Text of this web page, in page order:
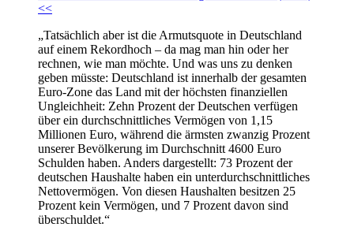
<<
„Tatsächlich aber ist die Armutsquote in Deutschland
auf einem Rekordhoch – da mag man hin oder her
rechnen, wie man möchte. Und was uns zu denken
geben müsste: Deutschland ist innerhalb der gesamten
Euro-Zone das Land mit der höchsten finanziellen
Ungleichheit: Zehn Prozent der Deutschen verfügen
über ein durchschnittliches Vermögen von 1,15
Millionen Euro, während die ärmsten zwanzig Prozent
unserer Bevölkerung im Durchschnitt 4600 Euro
Schulden haben. Anders dargestellt: 73 Prozent der
deutschen Haushalte haben ein unterdurchschnittliches
Nettovermögen. Von diesen Haushalten besitzen 25
Prozent kein Vermögen, und 7 Prozent davon sind
überschuldet.“